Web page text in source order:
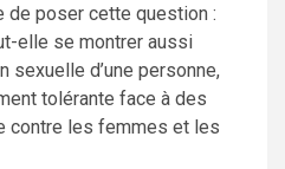
de poser cette question :
elle se montrer aussi
sexuelle d’une personne,
tolérante face à des
contre les femmes et les